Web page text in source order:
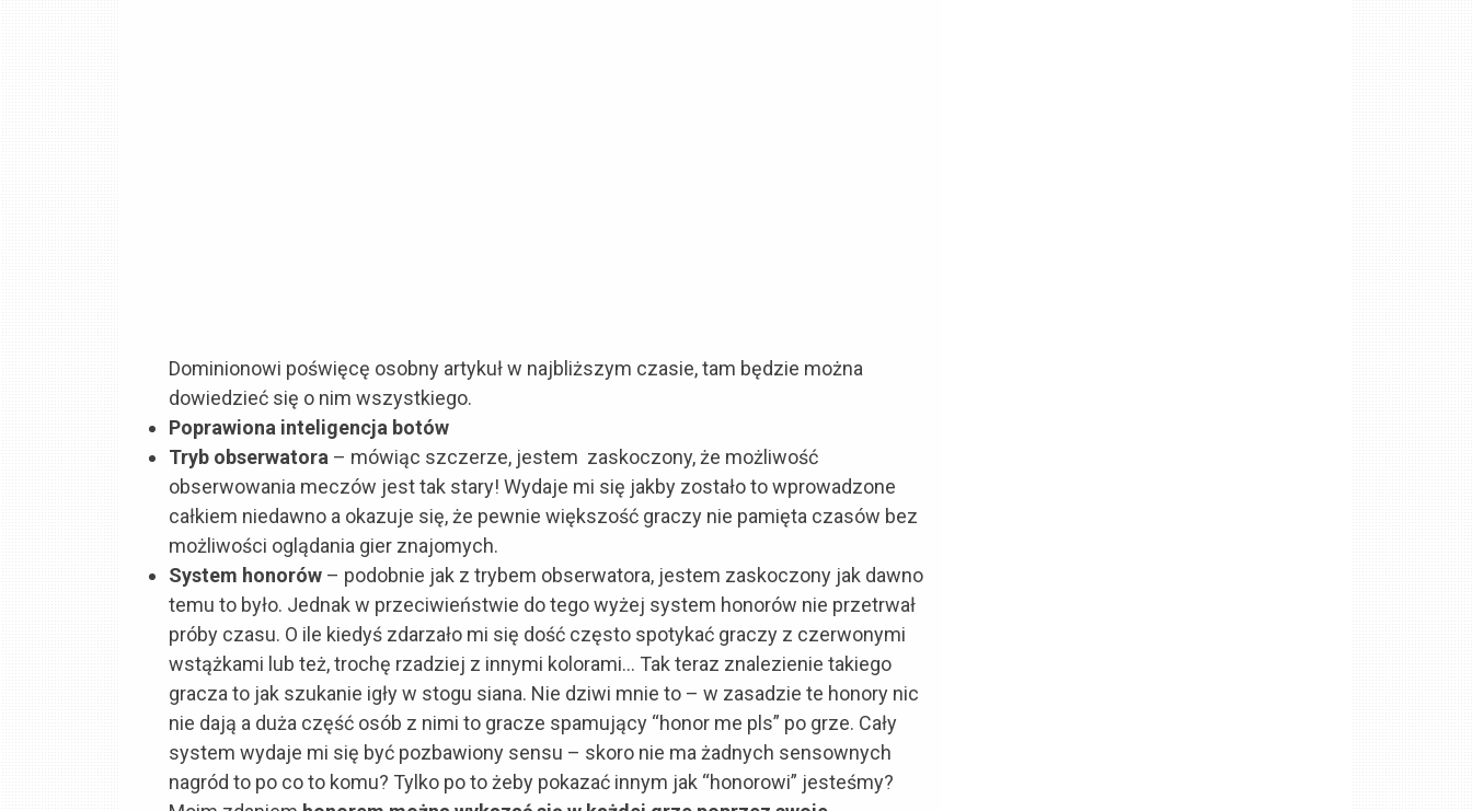
Dominionowi poświęcę osobny artykuł w najbliższym czasie, tam będzie można
dowiedzieć się o nim wszystkiego.
Poprawiona inteligencja botów
Tryb obserwatora – mówiąc szczerze, jestem zaskoczony, że możliwość
obserwowania meczów jest tak stary! Wydaje mi się jakby zostało to wprowadzone
całkiem niedawno a okazuje się, że pewnie większość graczy nie pamięta czasów bez
możliwości oglądania gier znajomych.
System honorów – podobnie jak z trybem obserwatora, jestem zaskoczony jak dawno
temu to było. Jednak w przeciwieństwie do tego wyżej system honorów nie przetrwał
próby czasu. O ile kiedyś zdarzało mi się dość często spotykać graczy z czerwonymi
wstążkami lub też, trochę rzadziej z innymi kolorami… Tak teraz znalezienie takiego
gracza to jak szukanie igły w stogu siana. Nie dziwi mnie to – w zasadzie te honory nic
nie dają a duża część osób z nimi to gracze spamujący “honor me pls” po grze. Cały
system wydaje mi się być pozbawiony sensu – skoro nie ma żadnych sensownych
nagród to po co to komu? Tylko po to żeby pokazać innym jak “honorowi” jesteśmy?